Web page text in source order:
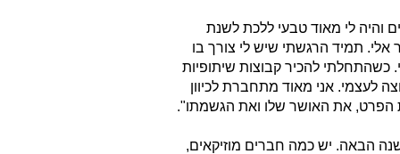
והיה לי מאוד טבעי ללכת לשנת
אלי. תמיד הרגשתי שיש לי צורך בו
כשהתחלתי להכיר קבוצות שיתופיות
לעצמי. אני מאוד מתחברת לכיוון
הפרט, את האושר שלו ואת הגשמתו".
הבאה. יש כמה חברים מוזיקאים,